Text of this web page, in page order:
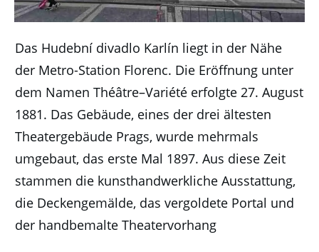
Das Hudební divadlo Karlín liegt in der Nähe
der Metro-Station Florenc. Die Eröffnung unter
dem Namen Théâtre–Variété erfolgte 27. August
1881. Das Gebäude, eines der drei ältesten
Theatergebäude Prags, wurde mehrmals
umgebaut, das erste Mal 1897. Aus diese Zeit
stammen die kunsthandwerkliche Ausstattung,
die Deckengemälde, das vergoldete Portal und
der handbemalte Theatervorhang